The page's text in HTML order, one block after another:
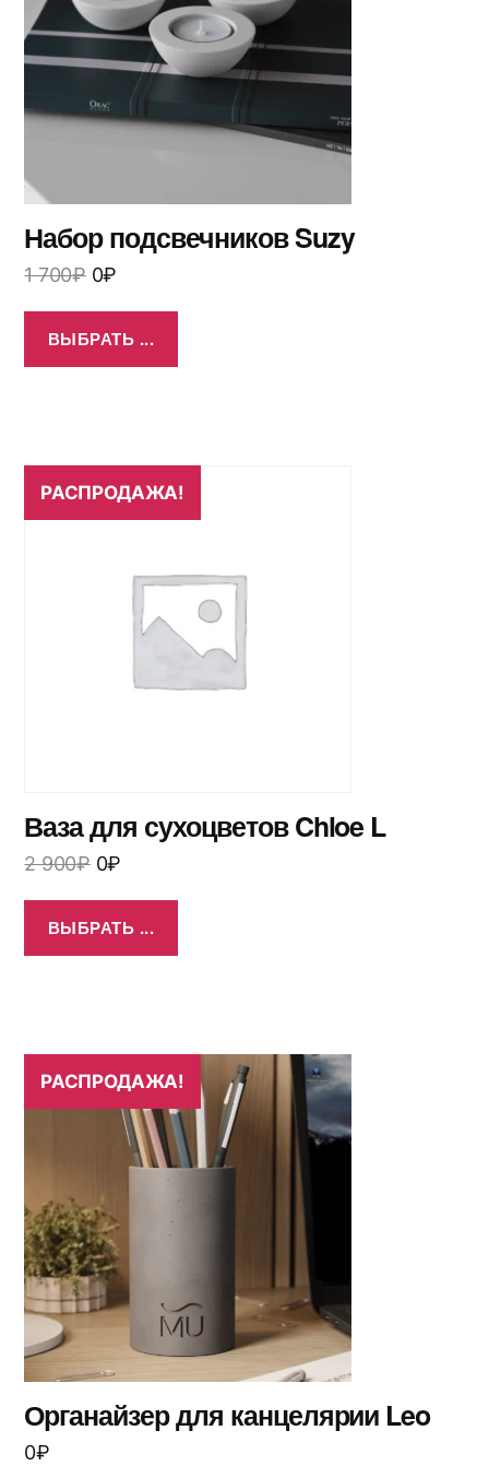
Набор подсвечников Suzy
1 700₽ 0₽
ВЫБРАТЬ ...
РАСПРОДАЖА!
Ваза для сухоцветов Chloe L
2 900₽ 0₽
ВЫБРАТЬ ...
РАСПРОДАЖА!
Органайзер для канцелярии Leo
0₽